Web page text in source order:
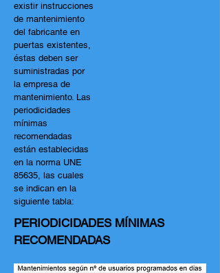
existir instrucciones
de mantenimiento
del fabricante en
puertas existentes,
éstas deben ser
suministradas por
la empresa de
mantenimiento. Las
periodicidades
mínimas
recomendadas
están establecidas
en la norma UNE
85635, las cuales
se indican en la
siguiente tabla:
PERIODICIDADES MÍNIMAS
RECOMENDADAS